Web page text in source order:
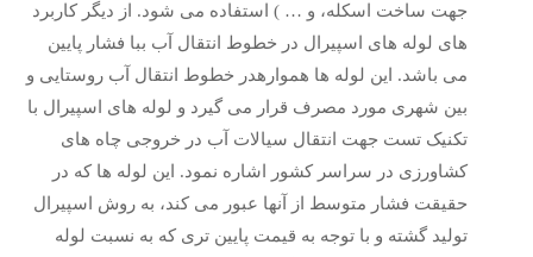
جهت ساخت اسکله، و … ) استفاده می شود. از دیگر کاربرد
های لوله های اسپیرال در خطوط انتقال آب ببا فشار پایین
می باشد. این لوله ها هموارهدر خطوط انتقال آب روستایی و
بین شهری مورد مصرف قرار می گیرد و لوله های اسپیرال با
تکنیک تست جهت انتقال سیالات آب در خروجی چاه های
کشاورزی در سراسر کشور اشاره نمود. این لوله ها که در
حقیقت فشار متوسط از آنها عبور می کند، به روش اسپیرال
تولید گشته و با توجه به قیمت پایین تری که به نسبت لوله